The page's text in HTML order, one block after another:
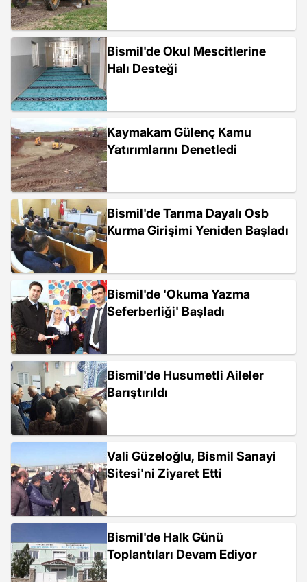
Bismil'de Okul Mescitlerine
Halı Desteği
Kaymakam Gülenç Kamu
Yatırımlarını Denetledi
Bismil'de Tarıma Dayalı Osb
Kurma Girişimi Yeniden Başladı
Bismil'de 'Okuma Yazma
Seferberliği' Başladı
Bismil'de Husumetli Aileler
Barıştırıldı
Vali Güzeloğlu, Bismil Sanayi
Sitesi'ni Ziyaret Etti
Bismil'de Halk Günü
Toplantıları Devam Ediyor